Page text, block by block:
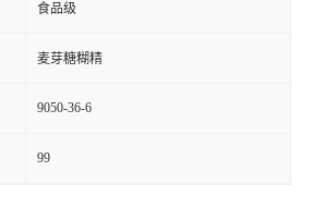
食品级
麦芽糖糊精
9050-36-6
99